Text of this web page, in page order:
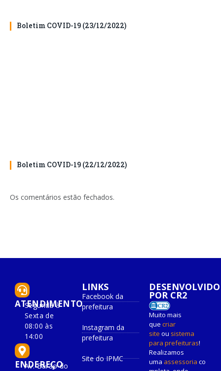
Boletim COVID-19 (23/12/2022)
Boletim COVID-19 (22/12/2022)
Os comentários estão fechados.
ATENDIMENTO
Segunda à
Sexta de
08:00 às
14:00
ENDEREÇO
Av. Barão do
LINKS
Facebook da
prefeitura
Instagram da
prefeitura
Site do IPMC
DESENVOLVIDO
POR CR2
Muito mais
que criar
site ou sistema
para prefeituras!
Realizamos
uma assessoria co